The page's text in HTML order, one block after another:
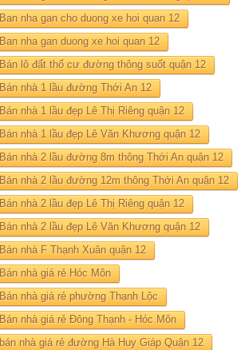
Ban nha gan cho duong xe hoi quan 12
Ban nha gan duong xe hoi quan 12
Bán lô đất thổ cư đường thông suốt quận 12
Bán nhà 1 lầu đường Thới An 12
Bán nhà 1 lầu đẹp Lê Thị Riêng quận 12
Bán nhà 1 lầu đẹp Lê Văn Khương quận 12
Bán nhà 2 lầu đường 8m thông Thới An quận 12
Bán nhà 2 lầu đường 12m thông Thới An quận 12
Bán nhà 2 lầu đẹp Lê Thị Riêng quận 12
Bán nhà 2 lầu đẹp Lê Văn Khương quận 12
Bán nhà F Thạnh Xuân quận 12
Bán nhà giá rẻ Hóc Môn
Bán nhà giá rẻ phường Thạnh Lộc
Bán nhà giá rẻ Đông Thạnh - Hóc Môn
bán nhà giá rẻ đường Hà Huy Giáp Quận 12